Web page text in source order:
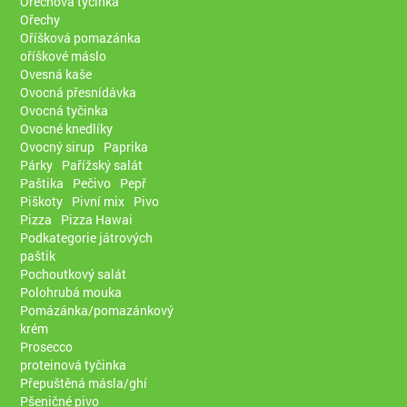
Ořechy
Oříšková pomazánka
oříškové máslo
Ovesná kaše
Ovocná přesnídávka
Ovocná tyčinka
Ovocné knedlíky
Ovocný sirup Paprika
Párky Pařížský salát
Paštika
Pečivo Pepř
Piškoty Pivní mix Pivo
Pizza
Pizza Hawai
Podkategorie játrových
paštik
Pochoutkový salát
Polohrubá mouka
Pomázánka/pomazánkový
krém
Prosecco
proteinová tyčinka
Přepuštěná másla/ghí
Pšeničné pivo